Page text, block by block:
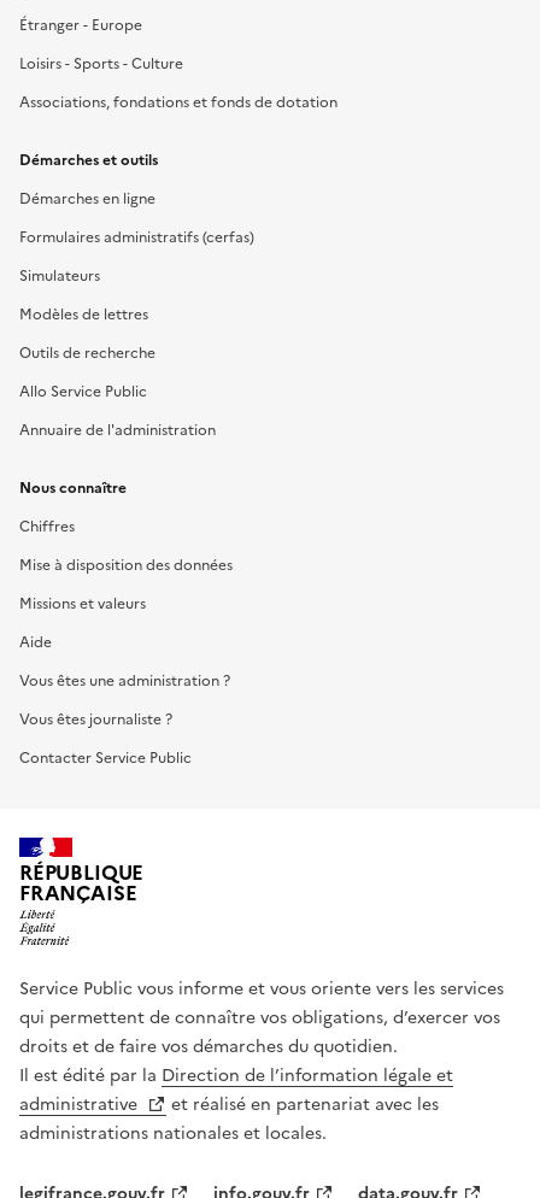
Étranger - Europe
Loisirs - Sports - Culture
Associations, fondations et fonds de dotation
Démarches et outils
Démarches en ligne
Formulaires administratifs (cerfas)
Simulateurs
Modèles de lettres
Outils de recherche
Allo Service Public
Annuaire de l'administration
Nous connaître
Chiffres
Mise à disposition des données
Missions et valeurs
Aide
Vous êtes une administration ?
Vous êtes journaliste ?
Contacter Service Public
RÉPUBLIQUE
FRANÇAISE
Service Public vous informe et vous oriente vers les services
qui permettent de connaître vos obligations, d’exercer vos
droits et de faire vos démarches du quotidien.
Il est édité par la Direction de l’information légale et
administrative
et réalisé en partenariat avec les
administrations nationales et locales.